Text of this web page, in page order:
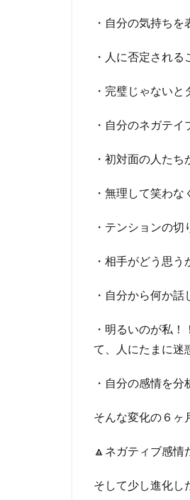
・自分の気持ち
・人に否定され
・完璧じゃない
・自分のネガテ
・初対面の人た
・無理して笑わな
・テンションの
・相手がどう思
・自分から何か
・明るいのが私
て、人にたまに迷
・自分の感情を
そんな変化の６ヶ
🔼ネガティブ感情
そして少し進化し